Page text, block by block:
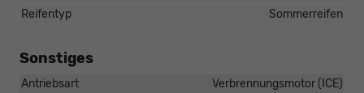
Reifentyp
Sommerreifen
Sonstiges
Antriebsart
Verbrennungsmotor (ICE)